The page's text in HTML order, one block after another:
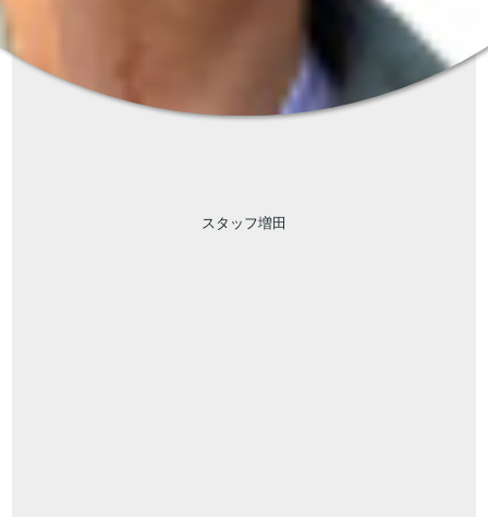
スタッフ増田